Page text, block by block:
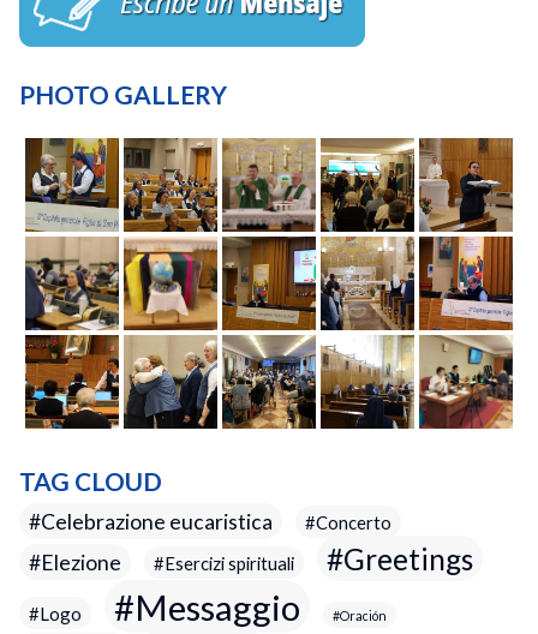
PHOTO GALLERY
TAG CLOUD
Celebrazione eucaristica Concerto
Elezione Esercizi spirituali Greetings
Logo Messaggio Oración